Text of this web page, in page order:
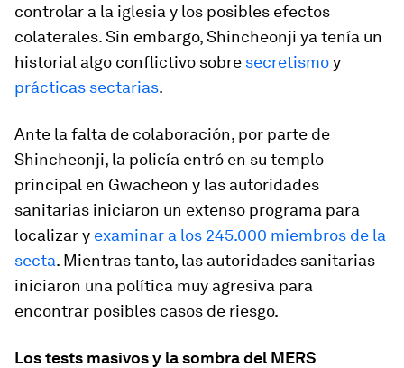
controlar a la iglesia y los posibles efectos
colaterales. Sin embargo, Shincheonji ya tenía un
historial algo conflictivo sobre secretismoy
prácticas sectarias.
Ante la falta de colaboración, por parte de
Shincheonji, la policía entró en su templo
principal en Gwacheon y las autoridades
sanitarias iniciaron un extenso programa para
localizar y examinar a los 245.000 miembros de la
secta. Mientras tanto, las autoridades sanitarias
iniciaron una política muy agresiva para
encontrar posibles casos de riesgo.
Los tests masivos y la sombra del MERS